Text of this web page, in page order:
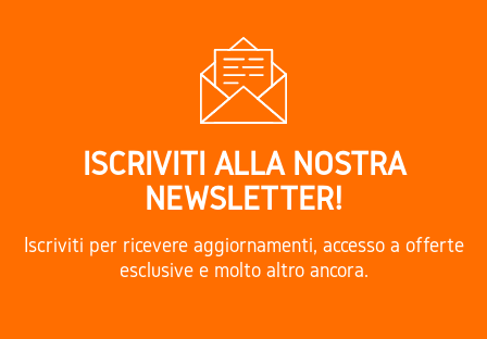
ISCRIVITI ALLA NOSTRA
NEWSLETTER!
Iscriviti per ricevere aggiornamenti, accesso a offerte
esclusive e molto altro ancora.